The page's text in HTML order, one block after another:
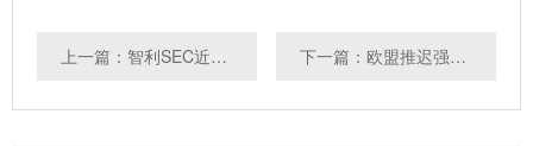
上一篇：智利SEC近期发布多项法规（PE） 下一篇：欧盟推迟强制执行服务器等电源新能效的时间